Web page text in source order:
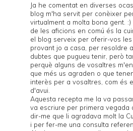
Ja he comentat en diverses
blog m'ha servit per conèixer
virtualment a molta bona gent. :)
de les aficions en comú és la
el blog serveix per oferir-vos
provant jo a casa, per resoldre
dubtes que pugueu tenir, però
perquè alguns de vosaltres
que més us agraden o que
interès per a vosaltres, com és
d'avui.
Aquesta recepta me la va
va escriure per primera vegada
dir-me que li agradava molt la
i per fer-me una consulta